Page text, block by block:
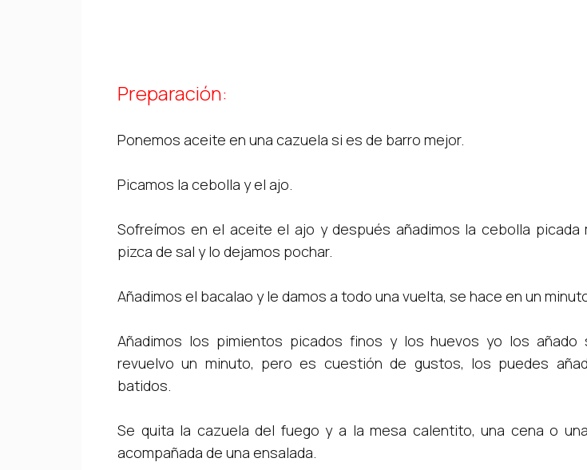
Preparación:
Ponemos aceite en una cazuela si es de barro mejor.
Picamos la cebolla y el ajo.
Sofreímos en el aceite el ajo y después añadimos la cebolla picada
pizca de sal y lo dejamos pochar.
Añadimos el bacalao y le damos a todo una vuelta, se hace en un
Añadimos los pimientos picados finos y los huevos yo los
revuelvo un minuto, pero es cuestión de gustos, los puedes
batidos.
Se quita la cazuela del fuego y a la mesa calentito, una cena o
acompañada de una ensalada.